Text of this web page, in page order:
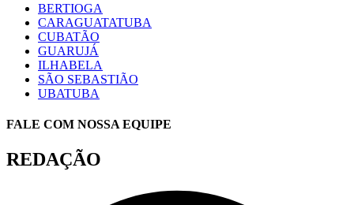
BERTIOGA
CARAGUATATUBA
CUBATÃO
GUARUJÁ
ILHABELA
SÃO SEBASTIÃO
UBATUBA
FALE COM NOSSA EQUIPE
REDAÇÃO